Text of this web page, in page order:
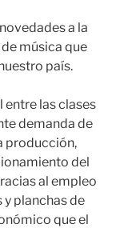
a la
música que
país.
entre las clases
demanda de
producción,
del
al empleo
planchas de
que el